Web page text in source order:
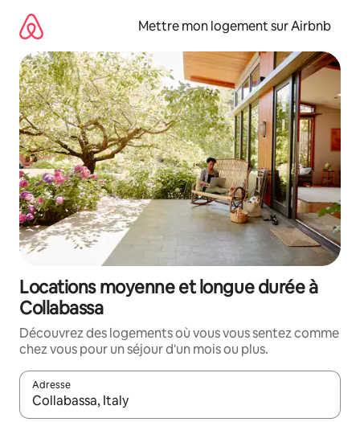
directement
contenu
Mettre mon logement sur Airbnb
Locations moyenne et longue durée à
Collabassa
Découvrez des logements où vous vous sentez comme
chez vous pour un séjour d'un mois ou plus.
Adresse
Lorsque les résultats s'affichent, utilisez les flèches vers le